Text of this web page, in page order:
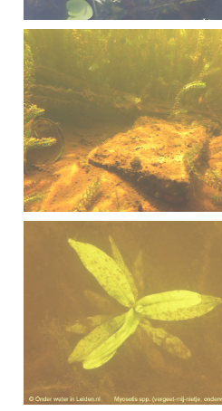
met baars
karper nieuwsbrief-
elly
brasem en rietvoorns 4a verscherpt